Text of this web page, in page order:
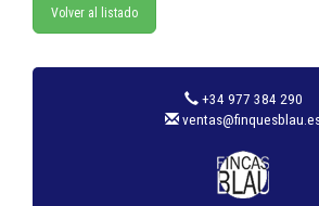
Volver al listado
+34 977 384 290